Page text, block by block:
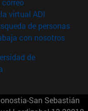
correo
virtual ADI (abre en
de personas
con nosotros(abre
de
San Sebastián